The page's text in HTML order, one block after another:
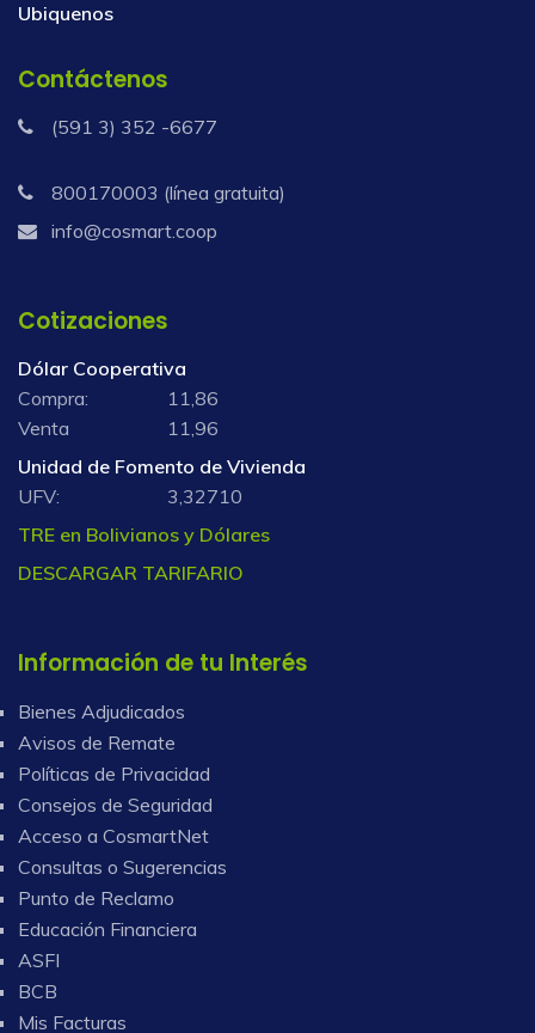
Ubiquenos
Contáctenos
(591 3) 352 -6677
800170003 (línea gratuita)
info@cosmart.coop
Cotizaciones
Dólar Cooperativa
Compra:
11,86
Venta
11,96
Unidad de Fomento de Vivienda
UFV:
3,32710
TRE en Bolivianos y Dólares
DESCARGAR TARIFARIO
Información de tu Interés
Bienes Adjudicados
Avisos de Remate
Políticas de Privacidad
Consejos de Seguridad
Acceso a CosmartNet
Consultas o Sugerencias
Punto de Reclamo
Educación Financiera
ASFI
BCB
Mis Facturas